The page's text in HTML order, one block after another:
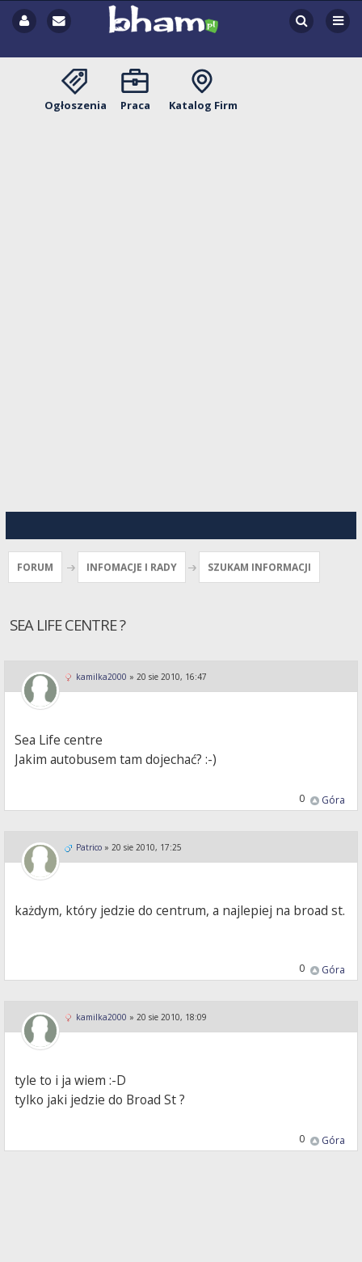
Ogłoszenia Praca Katalog Firm
FORUM INFOMACJE I RADY SZUKAM INFORMACJI
SEA LIFE CENTRE ?
kamilka2000 » 20 sie 2010, 16:47
Sea Life centre
Jakim autobusem tam dojechać? :-)
Góra
0
Patrico » 20 sie 2010, 17:25
każdym, który jedzie do centrum, a najlepiej na broad st.
Góra
0
kamilka2000 » 20 sie 2010, 18:09
tyle to i ja wiem :-D
tylko jaki jedzie do Broad St ?
Góra
0